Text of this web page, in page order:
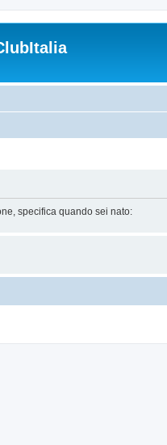
specifica quando sei nato: